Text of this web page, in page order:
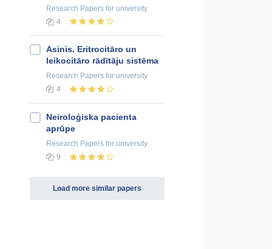
Research Papers for university
4
Asinis. Eritrocitāro un
leikocitāro rādītāju sistēma
Research Papers for university
4
Neiroloģiska pacienta
aprūpe
Research Papers for university
9
Load more similar papers